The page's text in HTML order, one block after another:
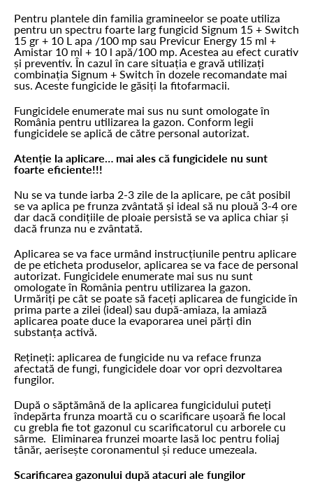
Pentru plantele din familia gramineelor se poate utiliza
pentru un spectru foarte larg fungicid Signum 15 + Switch
15 gr + 10 L apa /100 mp sau Previcur Energy 15 ml +
Amistar 10 ml + 10 l apă/100 mp. Acestea au efect curativ
și preventiv. În cazul în care situația e gravă utilizați
combinația Signum + Switch în dozele recomandate mai
sus. Aceste fungicide le găsiți la fitofarmacii.
Fungicidele enumerate mai sus nu sunt omologate în
România pentru utilizarea la gazon. Conform legii
fungicidele se aplică de către personal autorizat.
Atenție la aplicare… mai ales că fungicidele nu sunt
foarte eficiente!!!
Nu se va tunde iarba 2-3 zile de la aplicare, pe cât posibil
se va aplica pe frunza zvântată și ideal să nu plouă 3-4 ore
dar dacă condițiile de ploaie persistă se va aplica chiar și
dacă frunza nu e zvântată.
Aplicarea se va face urmând instrucțiunile pentru aplicare
de pe eticheta produselor, aplicarea se va face de personal
autorizat. Fungicidele enumerate mai sus nu sunt
omologate în România pentru utilizarea la gazon.
Urmăriți pe cât se poate să faceți aplicarea de fungicide în
prima parte a zilei (ideal) sau după-amiaza, la amiază
aplicarea poate duce la evaporarea unei părți din
substanța activă.
Rețineți: aplicarea de fungicide nu va reface frunza
afectată de fungi, fungicidele doar vor opri dezvoltarea
fungilor.
După o săptămână de la aplicarea fungicidului puteți
îndepărta frunza moartă cu o scarificare ușoară fie local
cu grebla fie tot gazonul cu scarificatorul cu arborele cu
sârme. Eliminarea frunzei moarte lasă loc pentru foliaj
tânăr, aerisește coronamentul și reduce umezeala.
Scarificarea gazonului după atacuri ale fungilor